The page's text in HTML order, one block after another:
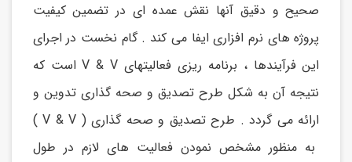
صحیح و دقیق آنها نقش عمده ای در تضمین کیفیت
پروژه های نرم افزاری ایفا می کند . گام نخست در اجرای
این فرآیندها ، برنامه ریزی فعالیتهای V & V است که
نتیجه آن به شکل طرح تصدیق و صحه گذاری تدوین و
ارائه می گردد . طرح تصدیق و صحه گذاری ( V & V )
به منظور مشخص نمودن فعالیت های لازم در طول